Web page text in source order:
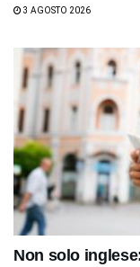
3 AGOSTO 2026
Non solo